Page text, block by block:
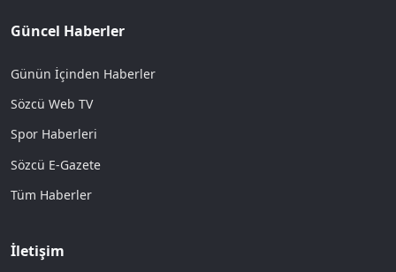
Güncel Haberler
Günün İçinden Haberler
Sözcü Web TV
Spor Haberleri
Sözcü E-Gazete
Tüm Haberler
İletişim